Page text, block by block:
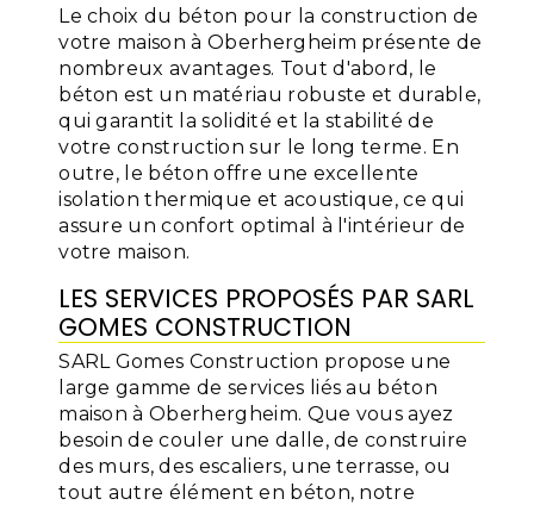
Le choix du béton pour la construction de
votre maison à Oberhergheim présente de
nombreux avantages. Tout d'abord, le
béton est un matériau robuste et durable,
qui garantit la solidité et la stabilité de
votre construction sur le long terme. En
outre, le béton offre une excellente
isolation thermique et acoustique, ce qui
assure un confort optimal à l'intérieur de
votre maison.
LES SERVICES PROPOSÉS PAR SARL
GOMES CONSTRUCTION
SARL Gomes Construction propose une
large gamme de services liés au béton
maison à Oberhergheim. Que vous ayez
besoin de couler une dalle, de construire
des murs, des escaliers, une terrasse, ou
tout autre élément en béton, notre